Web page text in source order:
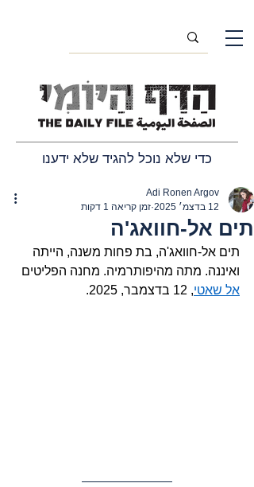
כדי שלא נוכל להגיד שלא ידענו
תים אל-חוואג'ה
Adi Ronen Argov
12 בדצמ׳ 2025
זמן קריאה 1 דקות
תים אל-חוואג'ה, בת פחות משנה, הייתה
ואיננה. מתה מהיפותרמיה. מחנה הפליטים
אל שאטי, 12 בדצמבר, 2025.